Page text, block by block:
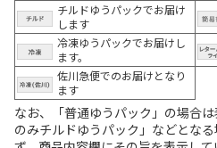
チルドゆうパックでお届け
します
冷凍ゆうパックでお届けし
ます。
佐川急便でのお届けとなり
ます
なお、「普通ゆうパック」の場合
のみチルドゆうパック」などとな